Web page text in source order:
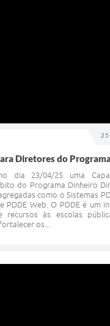
25
Diretores do
dia 23/04/25 uma
do Programa Dinheiro
como o Sistemas
PDDE Web. O PDDE é um
recursos às escolas
os...